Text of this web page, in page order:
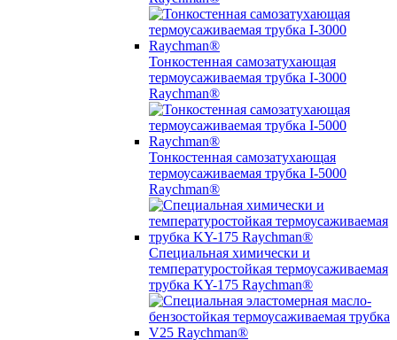
Тонкостенная самозатухающая
термоусаживаемая трубка I-3000
Raychman®
Тонкостенная самозатухающая
термоусаживаемая трубка I-5000
Raychman®
Специальная химически и
температуростойкая термоусаживаемая
трубка KY-175 Raychman®